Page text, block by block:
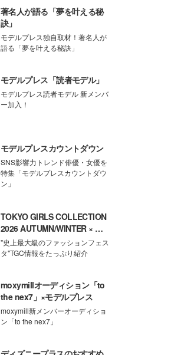
著名人が語る「夢を叶える秘
訣」
モデルプレス独自取材！著名人が
語る「夢を叶える秘訣」
モデルプレス「読者モデル」
モデルプレス読者モデル 新メンバ
ー加入！
モデルプレスカウントダウン
SNS影響力トレンド俳優・女優を
特集「モデルプレスカウントダウ
ン」
TOKYO GIRLS COLLECTION
2026 AUTUMN/WINTER × モ
デルプレス
"史上最大級のファッションフェス
タ"TGC情報をたっぷり紹介
moxymillオーディション「to
the nex7」×モデルプレス
moxymill新メンバーオーディショ
ン「to the nex7」